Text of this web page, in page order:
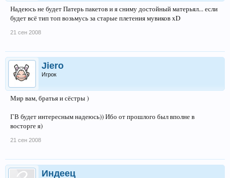
Надеюсь не будет Патерь пакетов и я сниму достойный матерьял... если
будет всё тип топ возьмусь за старые плетения мувиков xD
21 сен 2008
Jiero
Игрок
Мир вам, братья и сёстры )
ГВ будет интересным надеюсь)) Ибо от прошлого был вполне в
восторге я)
21 сен 2008
Индеец